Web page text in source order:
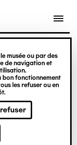
musée ou par des
de navigation et
bon fonctionnement
les refuser ou en